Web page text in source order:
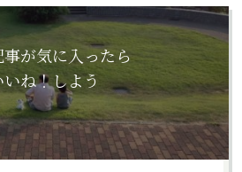
が気に入ったら
ね！しよう